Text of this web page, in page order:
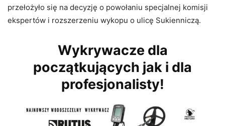
przełożyło się na decyzję o powołaniu specjalnej komisji
ekspertów i rozszerzeniu wykopu o ulicę Sukienniczą.
Wykrywacze dla
początkujących jak i dla
profesjonalisty!